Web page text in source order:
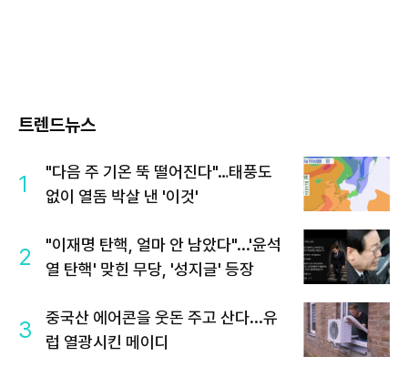
트렌드뉴스
1
"다음 주 기온 뚝 떨어진다"…태풍도
없이 열돔 박살 낸 '이것'
2
"이재명 탄핵, 얼마 안 남았다"...'윤석
열 탄핵' 맞힌 무당, '성지글' 등장
3
중국산 에어콘을 웃돈 주고 산다...유
럽 열광시킨 메이디